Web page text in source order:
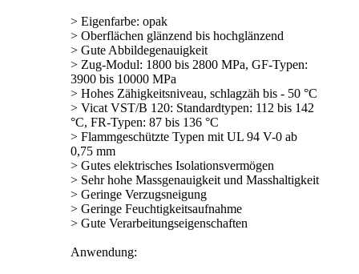
> Eigenfarbe: opak
> Oberflächen glänzend bis hochglänzend
> Gute Abbildegenauigkeit
> Zug-Modul: 1800 bis 2800 MPa, GF-Typen:
3900 bis 10000 MPa
> Hohes Zähigkeitsniveau, schlagzäh bis - 50 °C
> Vicat VST/B 120: Standardtypen: 112 bis 142
°C, FR-Typen: 87 bis 136 °C
> Flammgeschützte Typen mit UL 94 V-0 ab
0,75 mm
> Gutes elektrisches Isolationsvermögen
> Sehr hohe Massgenauigkeit und Masshaltigkeit
> Geringe Verzugsneigung
> Geringe Feuchtigkeitsaufnahme
> Gute Verarbeitungseigenschaften
Anwendung: